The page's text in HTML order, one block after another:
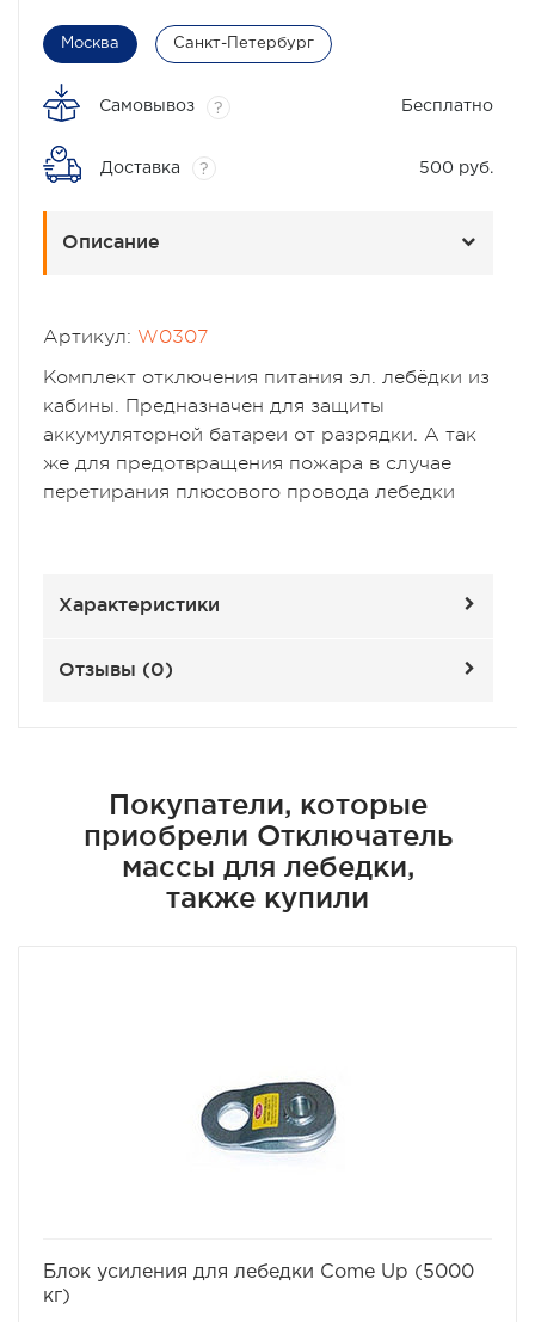
Москва Санкт-Петербург
Самовывоз ? Бесплатно
Доставка ? 500 руб.
Описание
Артикул: W0307
Комплект отключения питания эл. лебёдки из
кабины. Предназначен для защиты
аккумуляторной батареи от разрядки. А так
же для предотвращения пожара в случае
перетирания плюсового провода лебедки
Характеристики
Отзывы (0)
Покупатели, которые
приобрели Отключатель
массы для лебедки,
также купили
Блок усиления для лебедки Come Up (5000
кг)